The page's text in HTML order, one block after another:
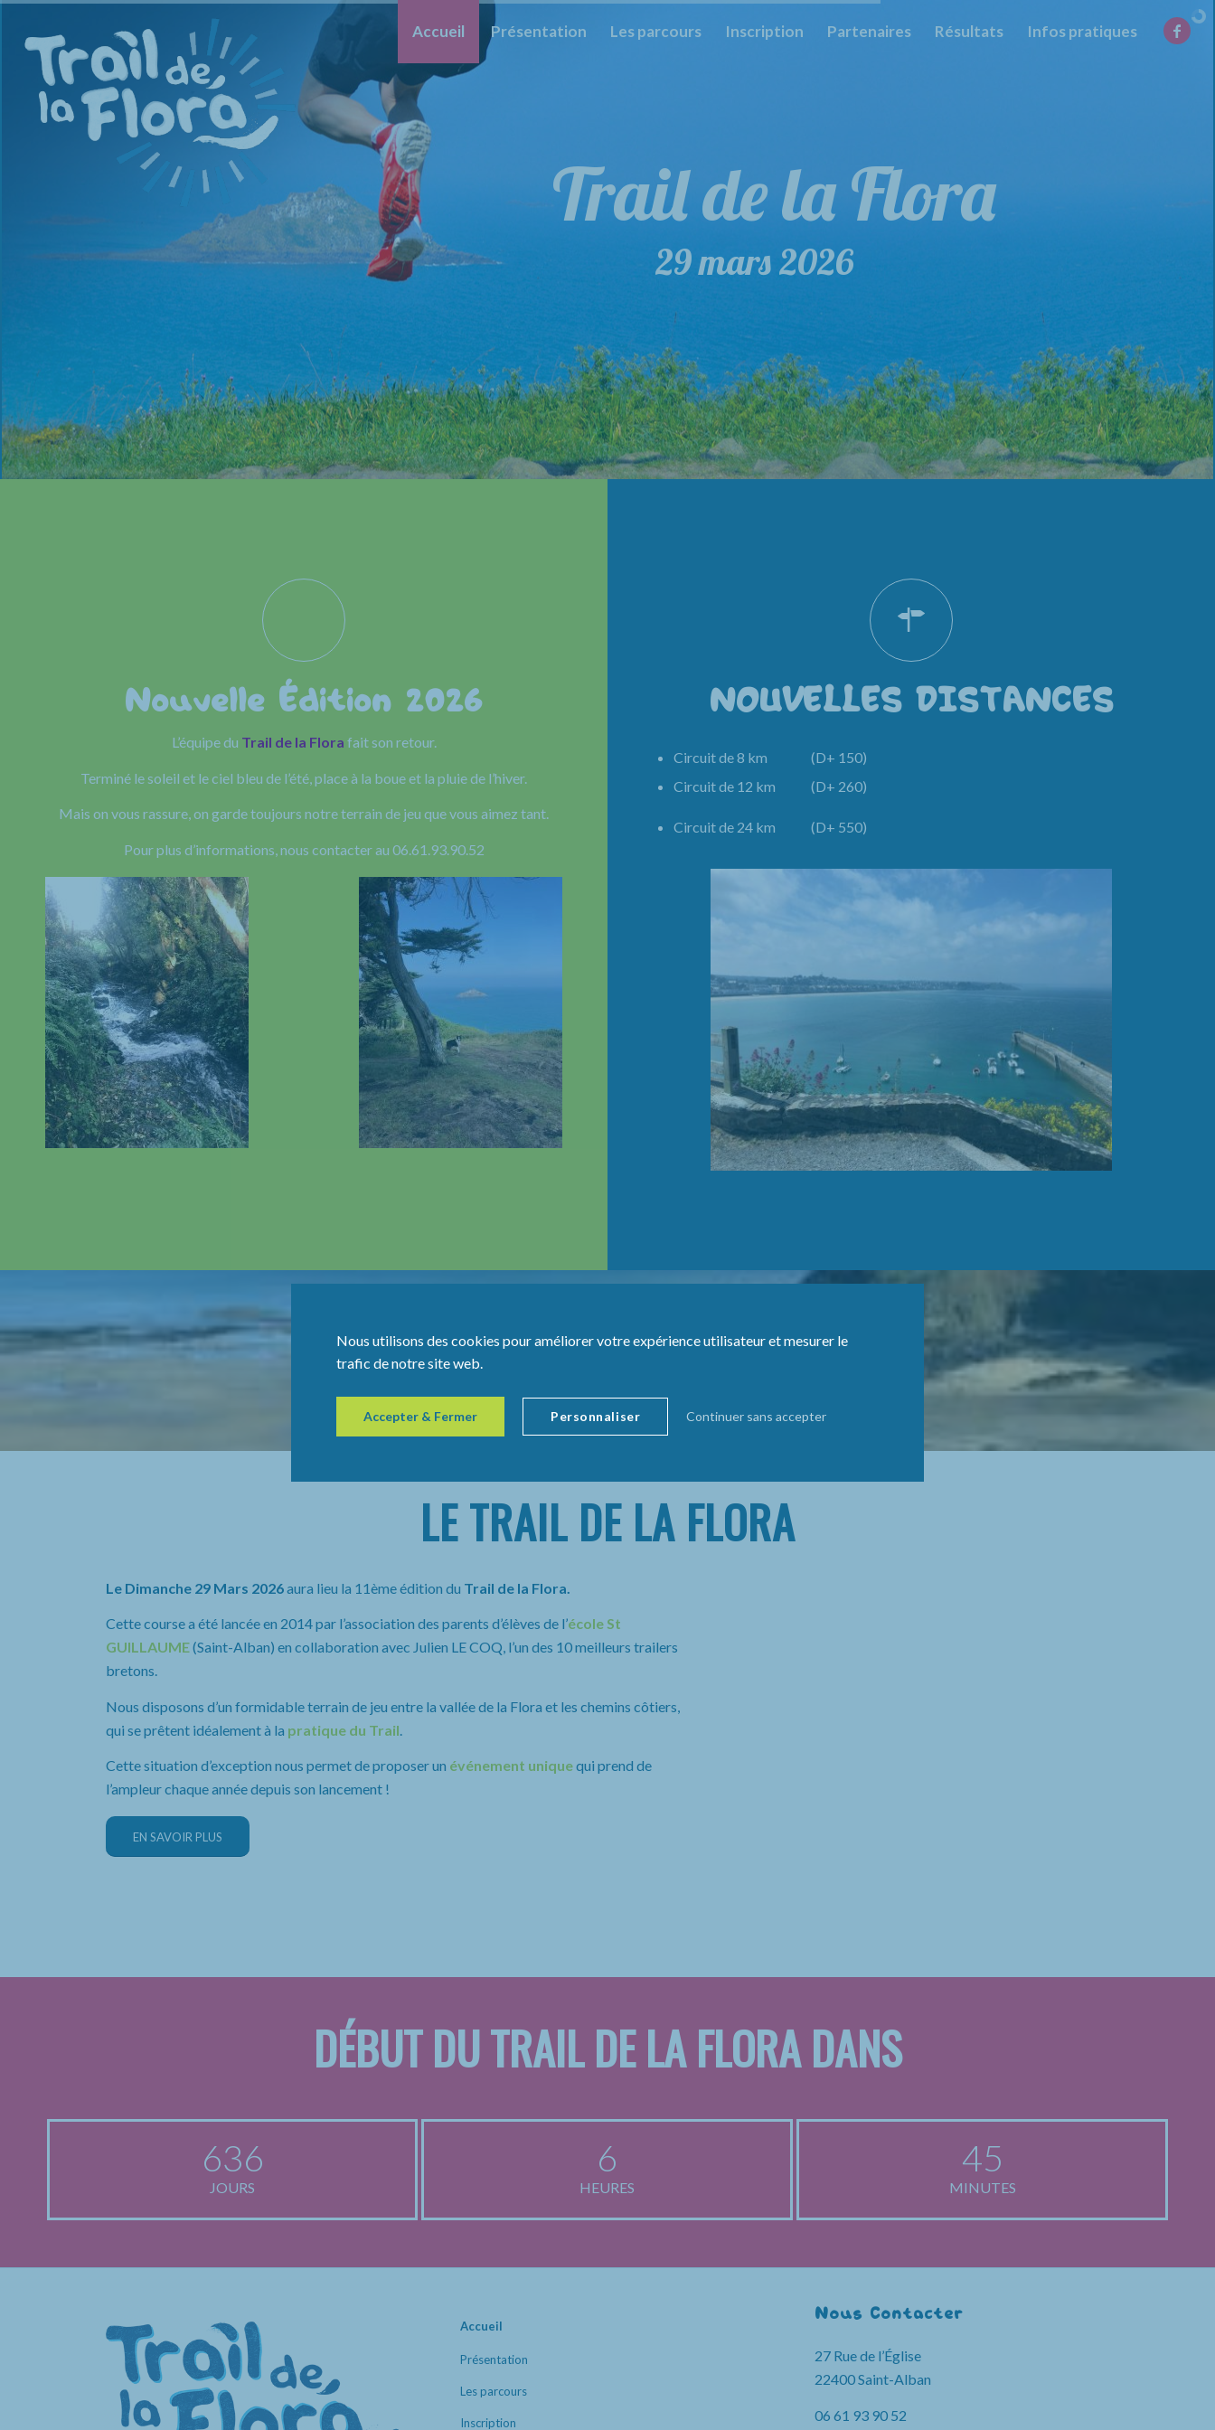
Accueil Présentation Les parcours Inscription Partenaires Résultats Infos pratiques
Trail de la Flora
29 mars 2026
Trail de la Flora
29 mars 2026
Nouvelle Édition 2026
L’équipe du Trail de la Flora fait son retour.
Terminé le soleil et le ciel bleu de l’été, place à la boue et la pluie de l’hiver.
Mais on vous rassure, on garde toujours notre terrain de jeu que vous aimez tant.
Pour plus d’informations, nous contacter au 06.61.93.90.52
NOUVELLES DISTANCES
Circuit de 8 km (D+ 150)
Circuit de 12 km (D+ 260)
Circuit de 24 km (D+ 550)
LE TRAIL DE LA FLORA
Le Dimanche 29 Mars 2026aura lieu la 11ème édition du Trail de la Flora.
Cette course a été lancée en 2014 par l’association des parents d’élèves de l’école St
GUILLAUME(Saint-Alban) en collaboration avec Julien LE COQ, l’un des 10 meilleurs trailers
bretons.
Nous disposons d’un formidable terrain de jeu entre la vallée de la Flora et les chemins côtiers,
qui se prêtent idéalement à la pratique du Trail
Cette situation d’exception nous permet de proposer un événement uniquequi prend de
l’ampleur chaque année depuis son lancement !
EN SAVOIR PLUS
DÉBUT DU TRAIL DE LA FLORA DANS
636
JOURS
6
HEURES
45
MINUTES
Accueil
Présentation
Les parcours
Inscription
Nous Contacter
27 Rue de l’Église
22400 Saint-Alban
06 61 93 90 52
Nous utilisons des cookies pour améliorer votre expérience utilisateur et mesurer le
trafic de notre site web.
Accepter & Fermer Continuer sans accepter
Personnaliser